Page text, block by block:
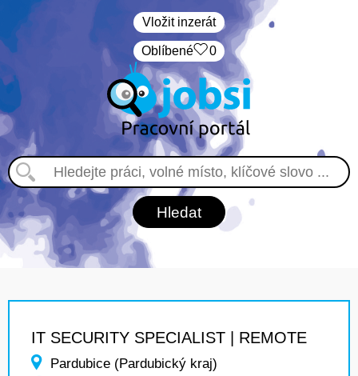
Vložit inzerát
Oblíbené 0
IT SECURITY SPECIALIST | REMOTE
Pardubice (Pardubický kraj)